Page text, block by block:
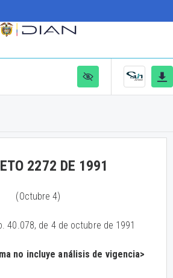
2272 DE 1991
(Octubre 4)
40.078, de 4 de octubre de 1991
no incluye análisis de vigencia>